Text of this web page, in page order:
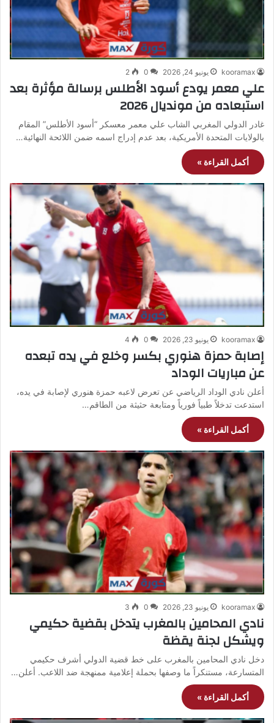
kooramax يونيو 24, 2026 0
2
علي معمر يودع أسود الأطلس برسالة مؤثرة بعد
استبعاده من مونديال 2026
غادر الدولي المغربي الشاب علي معمر معسكر “أسود الأطلس” المقام
بالولايات المتحدة الأمريكية، بعد عدم إدراج اسمه ضمن اللائحة النهائية…
أكمل القراءة »
kooramax يونيو 23, 2026 0
4
إصابة حمزة هنوري بكسر وخلع في يده تبعده
عن مباريات الوداد
أعلن نادي الوداد الرياضي عن تعرض لاعبه حمزة هنوري لإصابة في يده،
استدعت تدخلاً طبياً فورياً ومتابعة حثيثة من الطاقم…
أكمل القراءة »
kooramax يونيو 23, 2026 0
3
نادي المحامين بالمغرب يتدخل بقضية حكيمي
ويشكل لجنة يقظة
دخل نادي المحامين بالمغرب على خط قضية الدولي أشرف حكيمي
المتسارعة، مستنكراً ما وصفها بحملة إعلامية ممنهجة ضد اللاعب. أعلن…
أكمل القراءة »